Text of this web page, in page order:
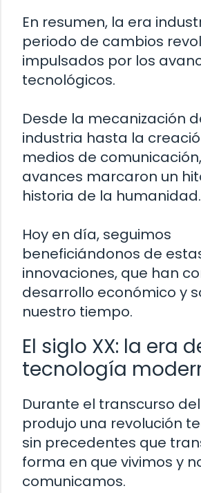
En resumen, la era
periodo de cambios
impulsados por los
tecnológicos.
Desde la mecanización
industria hasta la
medios de
avances marcaron un
historia de la humanidad.
Hoy en día, seguimos
beneficiándonos de
innovaciones, que han
desarrollo económico y
nuestro tiempo.
El siglo XX: la era
tecnología
Durante el transcurso del
produjo una revolución
sin precedentes que
forma en que vivimos y
comunicamos.